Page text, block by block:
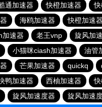
通加速器 快橙加速器
海鸥加速器
快橙加速器
加速器
老王vnp 旋风加
小猫咪ciash加速器
油管
芒果加速器 quickq
鸭加速器 西柚加速器
旋风加速度器 旋风加速